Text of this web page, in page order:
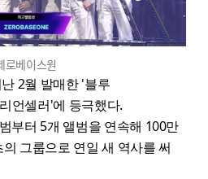
로베이스원
2월 발매한 '블루
언셀러'에 등극했다.
부터 5개 앨범을 연속해 100만
그룹으로 연일 새 역사를 써